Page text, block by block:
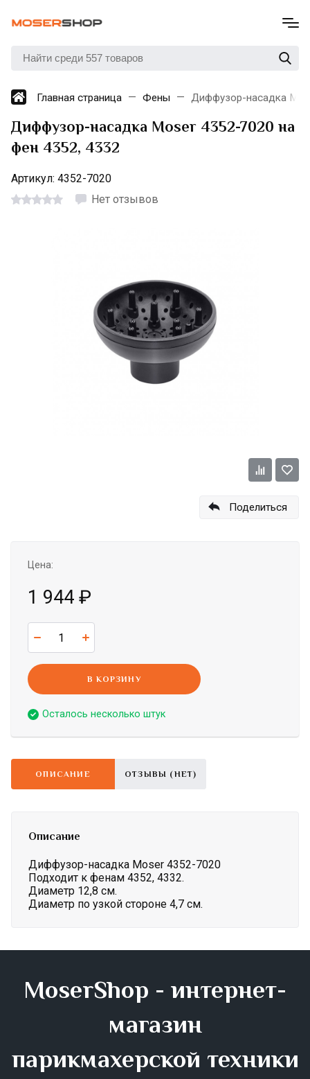
Главная страница Фены Диффузор-насадка
Диффузор-насадка Moser 4352-7020 на
фен 4352, 4332
Артикул: 4352-7020
Нет отзывов
Поделиться
Цена:
1 944 ₽
В КОРЗИНУ
Осталось несколько штук
ОПИСАНИЕ ОТЗЫВЫ (НЕТ)
Описание
Диффузор-насадка Moser 4352-7020
Подходит к фенам 4352, 4332.
Диаметр 12,8 см.
Диаметр по узкой стороне 4,7 см.
MoserShop - интернет-
магазин
парикмахерской техники